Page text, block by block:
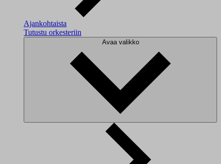
Ajankohtaista
Tutustu orkesteriin
Avaa valikko